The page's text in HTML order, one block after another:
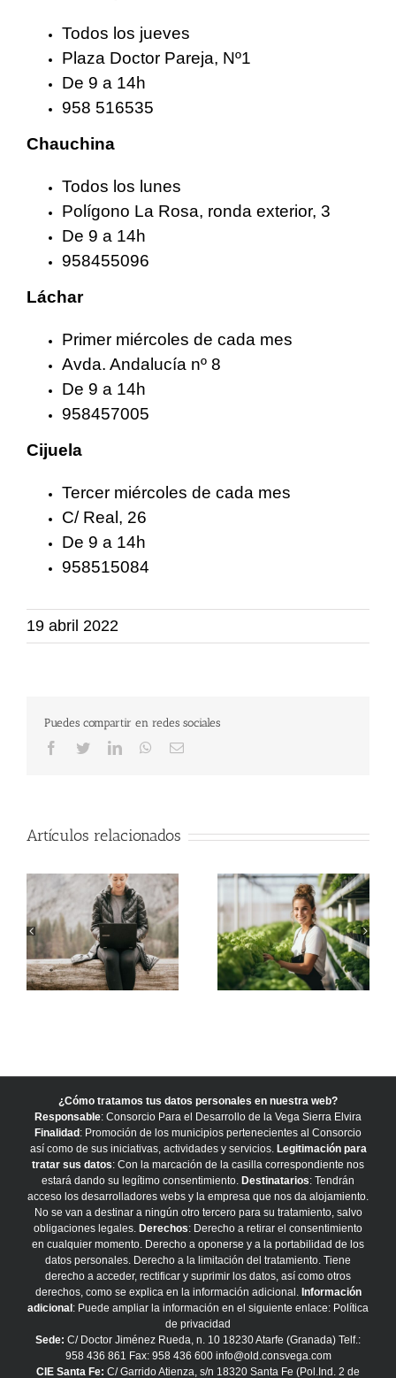
Todos los jueves
Plaza Doctor Pareja, Nº1
De 9 a 14h
958 516535
Chauchina
Todos los lunes
Polígono La Rosa, ronda exterior, 3
De 9 a 14h
958455096
Láchar
Primer miércoles de cada mes
Avda. Andalucía nº 8
De 9 a 14h
958457005
Cijuela
Tercer miércoles de cada mes
C/ Real, 26
De 9 a 14h
958515084
19 abril 2022
Puedes compartir en redes sociales
Facebook
TwitterLinkedInWhatsApp
Correo
Artículos relacionados
¿Cómo tratamos tus datos personales en nuestra web?
Responsable: Consorcio Para el Desarrollo de la Vega Sierra Elvira
Finalidad : Promoción de los municipios pertenecientes al Consorcio
así como de sus iniciativas, actividades y servicios. Legitimación para
tratar sus datos: Con la marcación de la casilla correspondiente nos
estará dando su legítimo consentimiento. Destinatarios: Tendrán
acceso los desarrolladores webs y la empresa que nos da alojamiento.
No se van a destinar a ningún otro tercero para su tratamiento, salvo
obligaciones legales. Derechos: Derecho a retirar el consentimiento
en cualquier momento. Derecho a oponerse y a la portabilidad de los
datos personales. Derecho a la limitación del tratamiento. Tiene
derecho a acceder, rectificar y suprimir los datos, así como otros
derechos, como se explica en la información adicional. Información
adicional : Puede ampliar la información en el siguiente enlace: Política
de privacidad
Sede: C/ Doctor Jiménez Rueda, n. 10 18230 Atarfe (Granada) Telf.:
958 436 861 Fax: 958 436 600 info@old.consvega.com
CIE Santa Fe: C/ Garrido Atienza, s/n 18320 Santa Fe (Pol.Ind. 2 de